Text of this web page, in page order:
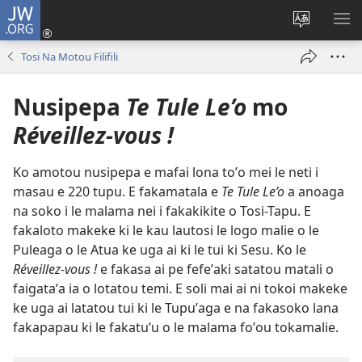
JW.ORG
Fetogi
Le
Lea
Log
(opens
new
Tosi Na Motou Filifili
Nusipepa Te Tule Le’o mo
Réveillez-vous !
Ko amotou nusipepa e mafai lona toʼo mei le neti i
masau e 220 tupu. E fakamatala e Te Tule Le’oa anoaga
na soko i le malama nei i fakakikite o Tosi-Tapu. E
fakaloto makeke ki le kau lautosi le logo malie o le
Puleaga o le Atua ke uga ai ki le tui ki Sesu. Ko le
Réveillez-vous !e fakasa ai pe fefeʼaki satatou matali o
faigataʼa ia o lotatou temi. E soli mai ai ni tokoi makeke
ke uga ai latatou tui ki le Tupuʼaga e na fakasoko lana
fakapapau ki le fakatuʼu o le malama foʼou tokamalie.